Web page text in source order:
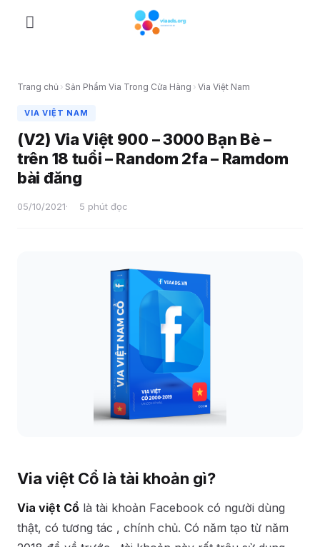
Trang chủ › Sản Phẩm Via Trong Cửa Hàng › Via Việt Nam
VIA VIỆT NAM
(V2) Via Việt 900 – 3000 Bạn Bè –
trên 18 tuổi – Random 2fa – Ramdom
bài đăng
05/10/2021 5 phút đọc
Via việt Cổ là tài khoản gì?
Via việt Cổ là tài khoản Facebook có người dùng
thật, có tương tác , chính chủ. Có năm tạo từ năm